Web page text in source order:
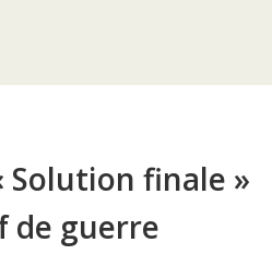
Solution finale »
de guerre